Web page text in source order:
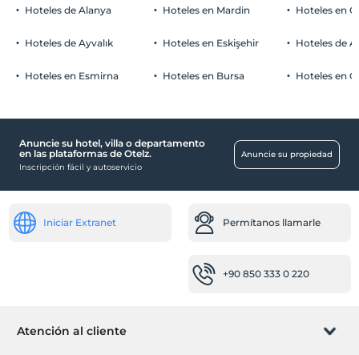
Hoteles de Alanya
Hoteles de Ayvalık
Hoteles en Esmirna
Hoteles en Mardin
Hoteles en Eskişehir
Hoteles en Bursa
Hoteles en
Hoteles de
Hoteles en
Anuncie su hotel, villa o departamento
en las plataformas de Otelz.
Inscripción fácil y autoservicio
Anuncie su propiedad
Iniciar Extranet Permítanos llamarle
+90 850 333 0 220
Atención al cliente